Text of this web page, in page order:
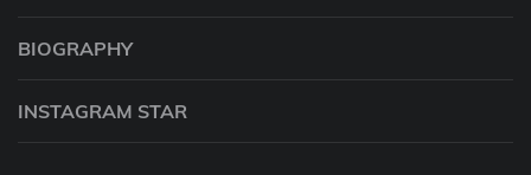
BIOGRAPHY
INSTAGRAM STAR